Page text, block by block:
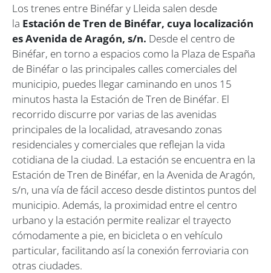
Los trenes entre Binéfar y Lleida salen desde
la Estación de Tren de Binéfar, cuya localización
es Avenida de Aragón, s/n. Desde el centro de
Binéfar, en torno a espacios como la Plaza de España
de Binéfar o las principales calles comerciales del
municipio, puedes llegar caminando en unos 15
minutos hasta la Estación de Tren de Binéfar. El
recorrido discurre por varias de las avenidas
principales de la localidad, atravesando zonas
residenciales y comerciales que reflejan la vida
cotidiana de la ciudad. La estación se encuentra en la
Estación de Tren de Binéfar, en la Avenida de Aragón,
s/n, una vía de fácil acceso desde distintos puntos del
municipio. Además, la proximidad entre el centro
urbano y la estación permite realizar el trayecto
cómodamente a pie, en bicicleta o en vehículo
particular, facilitando así la conexión ferroviaria con
otras ciudades.